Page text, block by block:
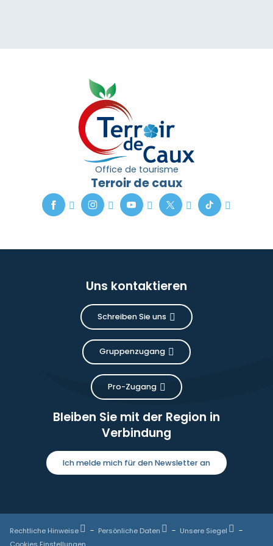
Office de tourisme
Terroir de caux
Uns kontaktieren
Schreiben Sie uns
Gruppenzugang
Pro-Zugang
Bleiben Sie mit der Region in
Verbindung
Ich melde mich für den Newsletter an
Rechtliche Hinweise Persönliche Daten
Unsere Siegel